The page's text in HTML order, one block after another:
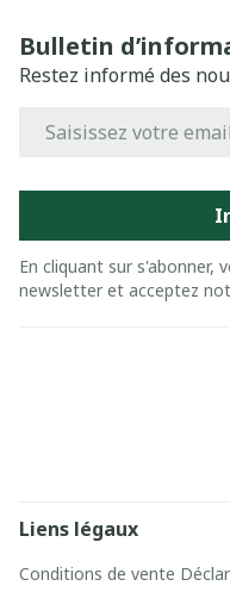
Bulletin
Restez informé des
En cliquant sur s'abonner,
newsletter et acceptez
Liens légaux
Conditions de vente